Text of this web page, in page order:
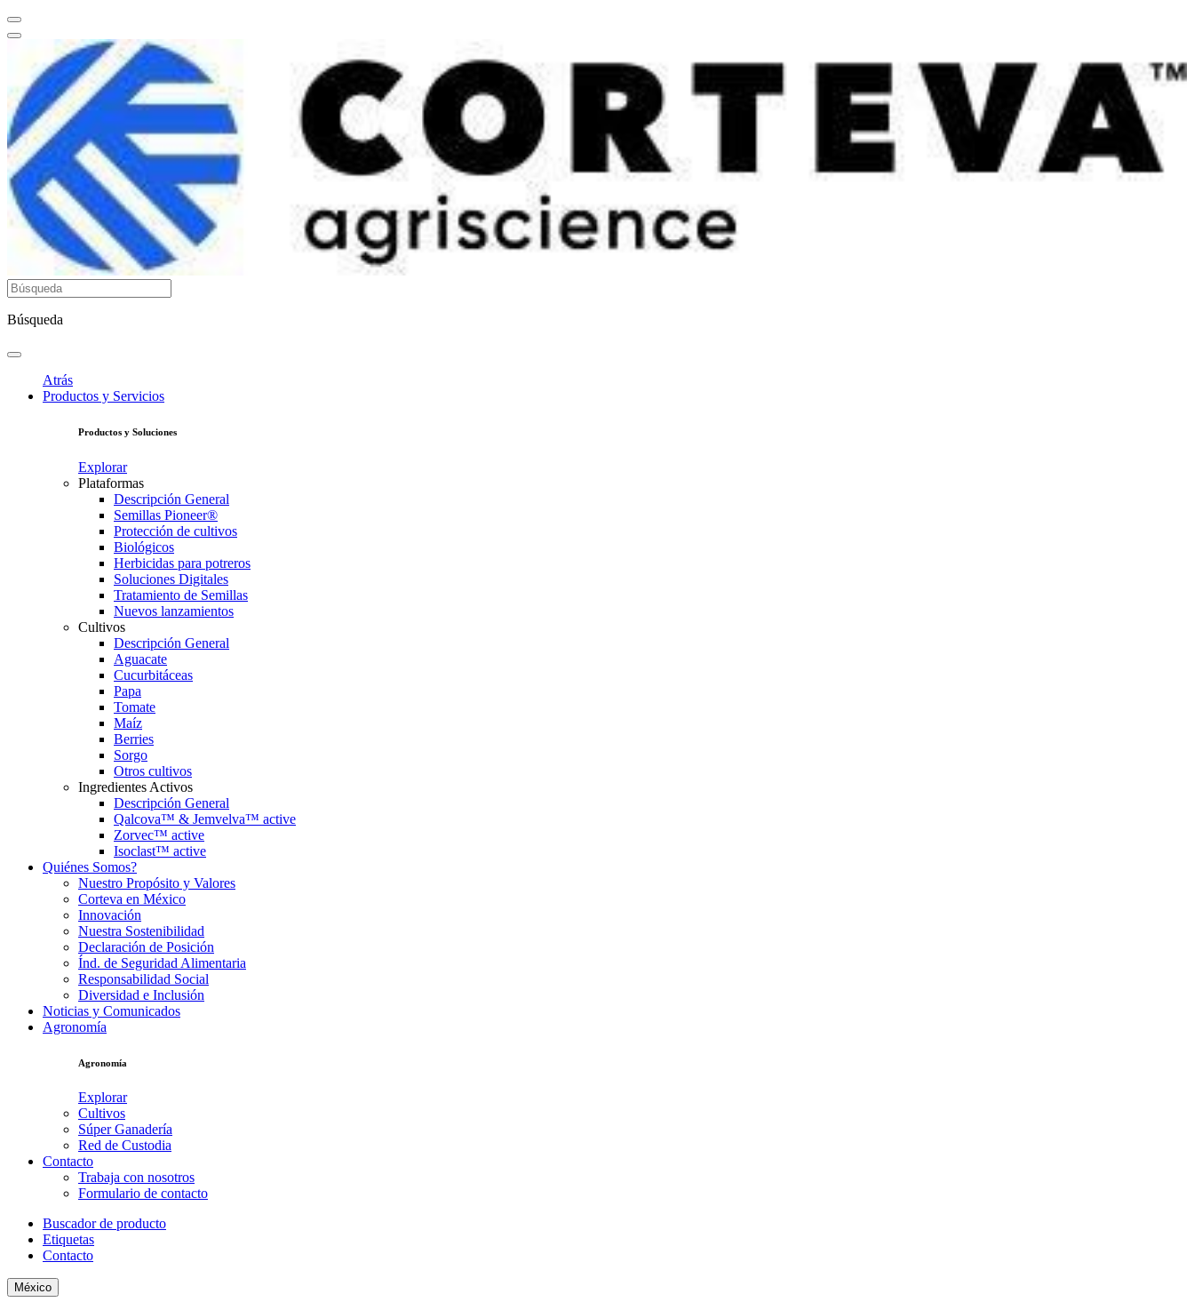
Búsqueda
Atrás
Productos y Servicios
Productos y Soluciones
Explorar
Plataformas
Descripción General
Semillas Pioneer®
Protección de cultivos
Biológicos
Herbicidas para potreros
Soluciones Digitales
Tratamiento de Semillas
Nuevos lanzamientos
Cultivos
Descripción General
Aguacate
Cucurbitáceas
Papa
Tomate
Maíz
Berries
Sorgo
Otros cultivos
Ingredientes Activos
Descripción General
Qalcova™ & Jemvelva™ active
Zorvec™ active
Isoclast™ active
Quiénes Somos?
Nuestro Propósito y Valores
Corteva en México
Innovación
Nuestra Sostenibilidad
Declaración de Posición
Índ. de Seguridad Alimentaria
Responsabilidad Social
Diversidad e Inclusión
Noticias y Comunicados
Agronomía
Agronomía
Explorar
Cultivos
Súper Ganadería
Red de Custodia
Contacto
Trabaja con nosotros
Formulario de contacto
Buscador de producto
Etiquetas
Contacto
México